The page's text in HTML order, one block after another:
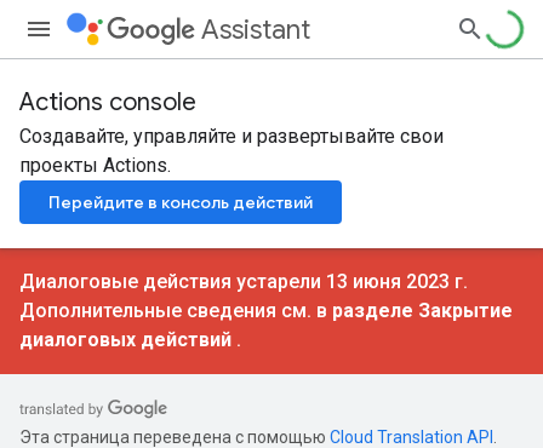
Assistant
Actions console
Создавайте, управляйте и развертывайте свои
проекты Actions.
Перейдите в консоль действий
Диалоговые действия устарели 13 июня 2023 г.
Дополнительные сведения см. в разделе Закрытие
диалоговых действий .
Эта страница переведена с помощью Cloud Translation API